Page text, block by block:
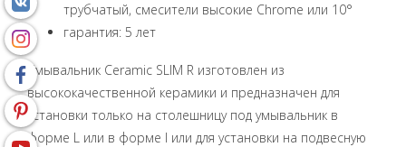
трубчатый, смесители высокие Chrome или 10°
гарантия: 5 лет
Умывальник Ceramic SLIM R изготовлен из
высококачественной керамики и предназначен для
установки только на столешницу под умывальник в
форме L или в форме I или для установки на подвесную